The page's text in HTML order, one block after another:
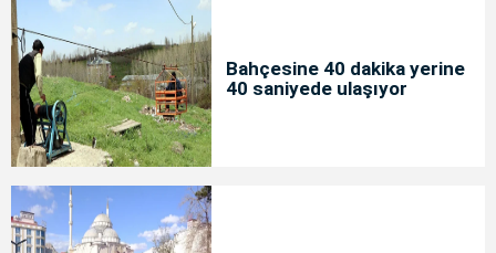
Bahçesine 40 dakika yerine
40 saniyede ulaşıyor